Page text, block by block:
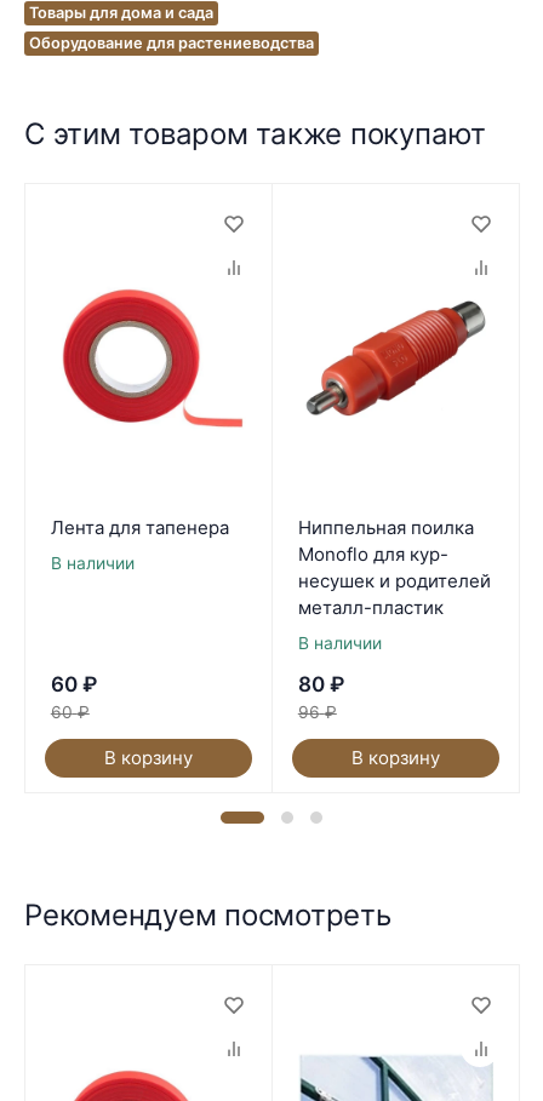
Товары для дома и сада
Оборудование для растениеводства
С этим товаром также покупают
Лента для тапенера
В наличии
60 ₽
60 ₽
В корзину
Ниппельная поилка
Monoflo для кур-
несушек и родителей
металл-пластик
В наличии
80 ₽
96 ₽
В корзину
Рекомендуем посмотреть